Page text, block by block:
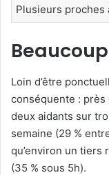
Plusieurs proches
Loin d’être
conséquente : près
deux aidants sur
semaine (29 %
qu’environ un tiers
(35 % sous 5h).